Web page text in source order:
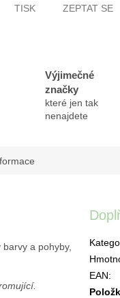
TISK ZEPTAT SE
Výjimečné
značky
které jen tak
nenajdete
a pohyby,
EAN: